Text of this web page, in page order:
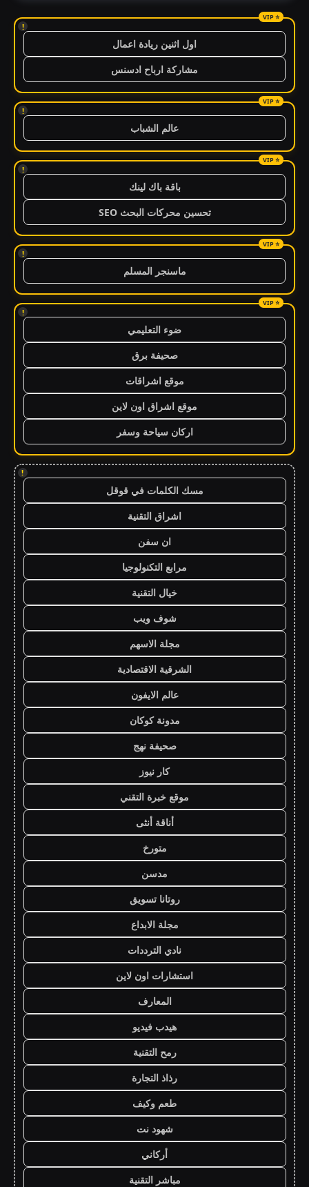
!
اول اثنين ريادة اعمال
مشاركة ارباح ادسنس
!
عالم الشباب
!
باقة باك لينك
تحسين محركات البحث SEO
!
ماسنجر المسلم
!
ضوء التعليمي
صحيفة برق
موقع اشراقات
موقع اشراق اون لاين
اركان سياحة وسفر
!
مسك الكلمات في قوقل
اشراق التقنية
ان سفن
مرابع التكنولوجيا
خيال التقنية
شوف ويب
مجلة الاسهم
الشرقية الاقتصادية
عالم الايفون
مدونة كوكان
صحيفة نهج
كار نيوز
موقع خبرة التقني
أناقة أنثى
متورخ
مدسن
روتانا تسويق
مجلة الابداع
نادي الترددات
استشارات اون لاين
المعارف
هيدب فيديو
رمح التقنية
رذاذ التجارة
طعم وكيف
شهود نت
أركاني
مباشر التقنية